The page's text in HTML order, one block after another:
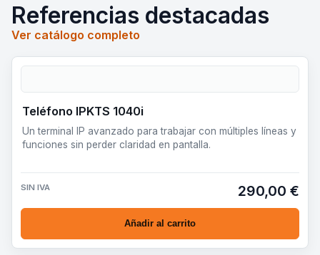
Referencias destacadas
Ver catálogo completo
Teléfono IPKTS 1040i
Un terminal IP avanzado para trabajar con múltiples líneas y
funciones sin perder claridad en pantalla.
SIN IVA 290,00 €
Añadir al carrito